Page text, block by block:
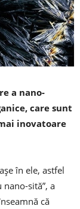
a nano-
care sunt
inovatoare
în ele, astfel
sită”, a
că